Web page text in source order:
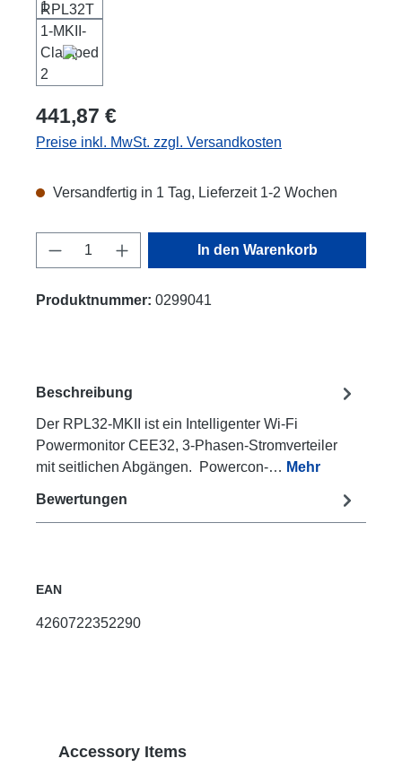
441,87 €
Preise inkl. MwSt. zzgl. Versandkosten
Versandfertig in 1 Tag, Lieferzeit 1-2 Wochen
Produkt Anzahl: Gib den gewünschten
In den Warenkorb
Produktnummer: 0299041
Beschreibung
Der RPL32-MKII ist ein Intelligenter Wi-Fi
Powermonitor CEE32, 3-Phasen-Stromverteiler
mit seitlichen Abgängen. Powercon-… Mehr
Bewertungen
EAN
4260722352290
Produktgalerie überspringen
Accessory Items